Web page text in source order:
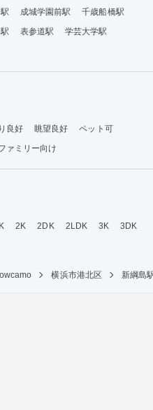
成城学園前駅
千歳船橋駅
表参道駅
学芸大学駅
良好 眺望良好
ペット可
ァミリー向け
2K 2DK 2LDK 3K
3DK
横浜市港北区 新綱島